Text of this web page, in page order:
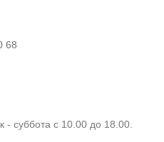
68
- суббота с 10.00 до 18.00.